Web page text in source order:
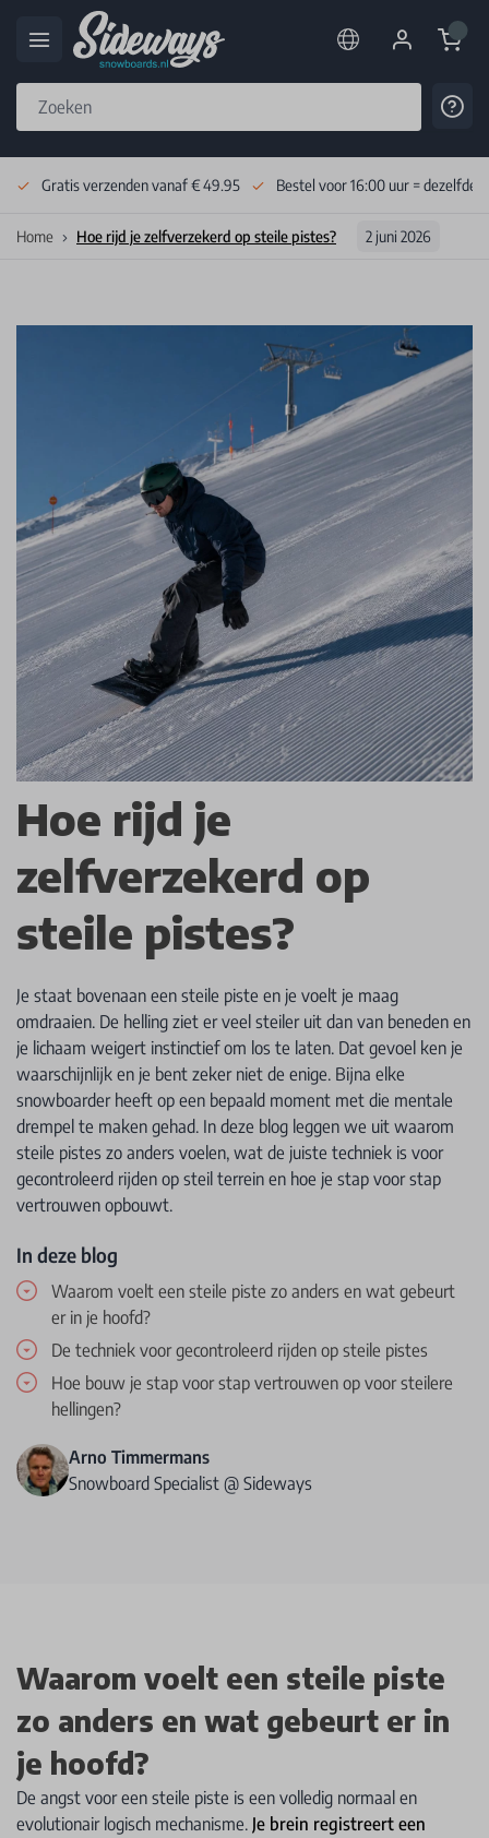
Cart
Gratis verzenden vanaf € 49.95 Bestel voor 16:00 uur = dezelfde
Home Hoe rijd je zelfverzekerd op steile pistes? 2 juni 2026
Hoe rijd je
zelfverzekerd op
steile pistes?
Je staat bovenaan een steile piste en je voelt je maag
omdraaien. De helling ziet er veel steiler uit dan van beneden en
je lichaam weigert instinctief om los te laten. Dat gevoel ken je
waarschijnlijk en je bent zeker niet de enige. Bijna elke
snowboarder heeft op een bepaald moment met die mentale
drempel te maken gehad. In deze blog leggen we uit waarom
steile pistes zo anders voelen, wat de juiste techniek is voor
gecontroleerd rijden op steil terrein en hoe je stap voor stap
vertrouwen opbouwt.
In deze blog
Waarom voelt een steile piste zo anders en wat gebeurt
er in je hoofd?
De techniek voor gecontroleerd rijden op steile pistes
Hoe bouw je stap voor stap vertrouwen op voor steilere
hellingen?
Arno Timmermans
Snowboard Specialist @ Sideways
Waarom voelt een steile piste
zo anders en wat gebeurt er in
je hoofd?
De angst voor een steile piste is een volledig normaal en
evolutionair logisch mechanisme. Je brein registreert een